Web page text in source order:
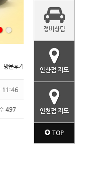
방문후기
11:46
497
정비상담
안산점 지도
인천점 지도
TOP